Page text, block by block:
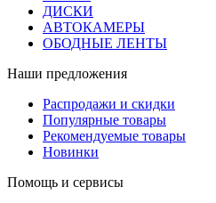
ДИСКИ
АВТОКАМЕРЫ
ОБОДНЫЕ ЛЕНТЫ
Наши предложения
Распродажи и скидки
Популярные товары
Рекомендуемые товары
Новинки
Помощь и сервисы